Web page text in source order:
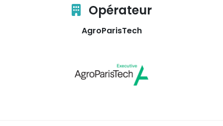
Opérateur
AgroParisTech